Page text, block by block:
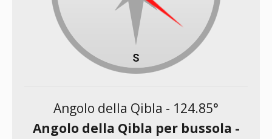
Angolo della Qibla - 124.85°
Angolo della Qibla per bussola -